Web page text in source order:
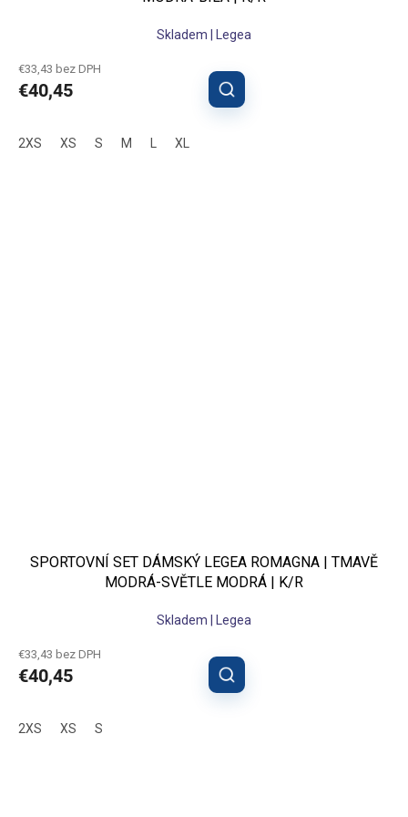
Skladem | Legea
€33,43 bez DPH
€40,45
2XS XS S M XL
SPORTOVNÍ SET DÁMSKÝ LEGEA ROMAGNA | TMAVĚ
MODRÁ-SVĚTLE MODRÁ | K/R
Skladem | Legea
€33,43 bez DPH
€40,45
2XS XS S